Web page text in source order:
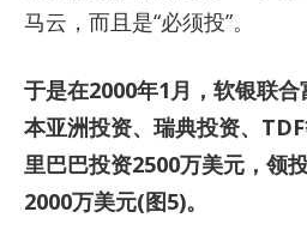
马云，而且是“必须投”。
于是在2000年1月，软银联
本亚洲投资、瑞典投资、
里巴巴投资2500万美元，领
2000万美元(图5)。